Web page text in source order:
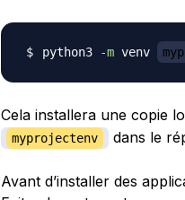
python3 -m venv
Cela installera une copie
myprojectenv dans le
Avant d’installer des